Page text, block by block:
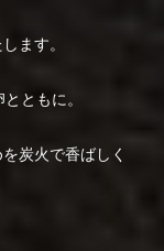
ます。
ともに。
炭火で香ばしく